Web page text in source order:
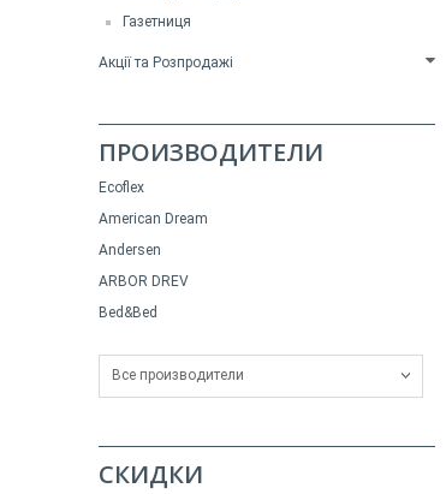
Газетниця
Акції та Розпродажі
ПРОИЗВОДИТЕЛИ
Ecoflex
American Dream
Andersen
ARBOR DREV
Bed&Bed
Все производители
СКИДКИ